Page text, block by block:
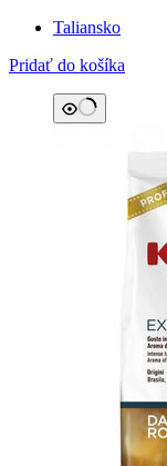
Taliansko
Pridať do košíka